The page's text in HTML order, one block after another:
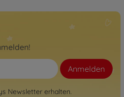
Anmelden
Newsletter erhalten.